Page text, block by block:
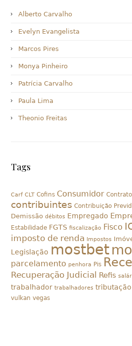
Alberto Carvalho
Evelyn Evangelista
Marcos Pires
Monya Pinheiro
Patrícia Carvalho
Paula Lima
Theonio Freitas
Tags
Carf CLT Cofins Consumidor Contrato
contribuintes Contribuição
Demissão débitos Empregado
Estabilidade FGTS fiscalização Fisco
imposto de renda Impostos
Legislação mostbet
parcelamento penhora Pis
Recuperação Judicial Refis
trabalhador trabalhadores tributação
vulkan vegas